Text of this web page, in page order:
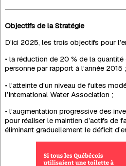
Objectifs de la Stratégie
D’ici 2025, les trois objectifs pour
• la réduction de 20 % de la quantité
personne par rapport à l’année 2015 ;
• l’atteinte d’un niveau de fuites
l’International Water Association ;
• l’augmentation progressive des
pour réaliser le maintien d’actifs de
éliminant graduellement le déficit